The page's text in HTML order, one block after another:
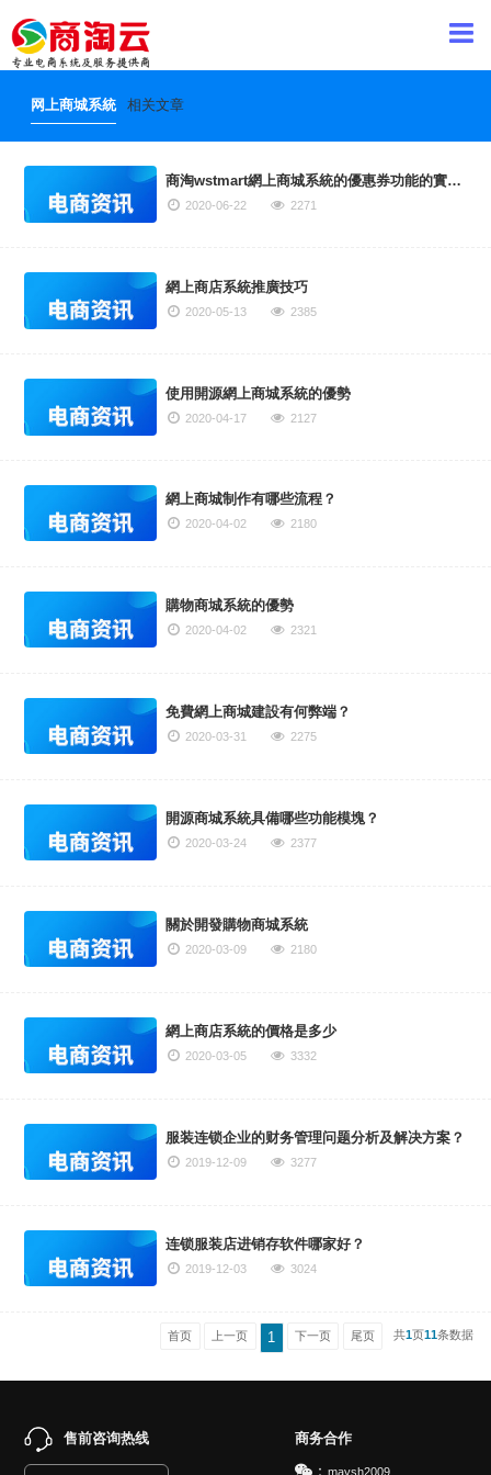
网上商城系統 相关文章
商淘wstmart網上商城系統的優惠券功能的實現原理是什麽？
2020-06-22 2271
網上商店系統推廣技巧
2020-05-13 2385
使用開源網上商城系統的優勢
2020-04-17 2127
網上商城制作有哪些流程？
2020-04-02 2180
購物商城系統的優勢
2020-04-02 2321
免費網上商城建設有何弊端？
2020-03-31 2275
開源商城系統具備哪些功能模塊？
2020-03-24 2377
關於開發購物商城系統
2020-03-09 2180
網上商店系統的價格是多少
2020-03-05 3332
服装连锁企业的财务管理问题分析及解决方案？
2019-12-09 3277
连锁服装店进销存软件哪家好？
2019-12-03 3024
首页 上一页 1 下一页 尾页 共1页11条数据
售前咨询热线 商务合作
： maysh2009